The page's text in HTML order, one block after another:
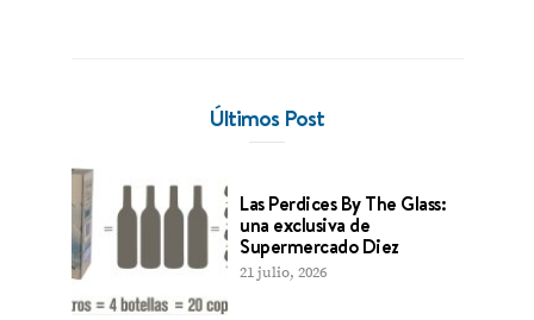
Últimos Post
Las Perdices By The Glass:
una exclusiva de
Supermercado Diez
21 julio, 2026